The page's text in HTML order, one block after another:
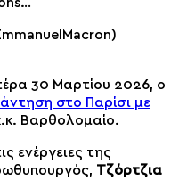
30 Μαρτίου 2026, ο
στο Παρίσι με
Βαρθολομαίο.
ενέργειες της
Τζόρτζια